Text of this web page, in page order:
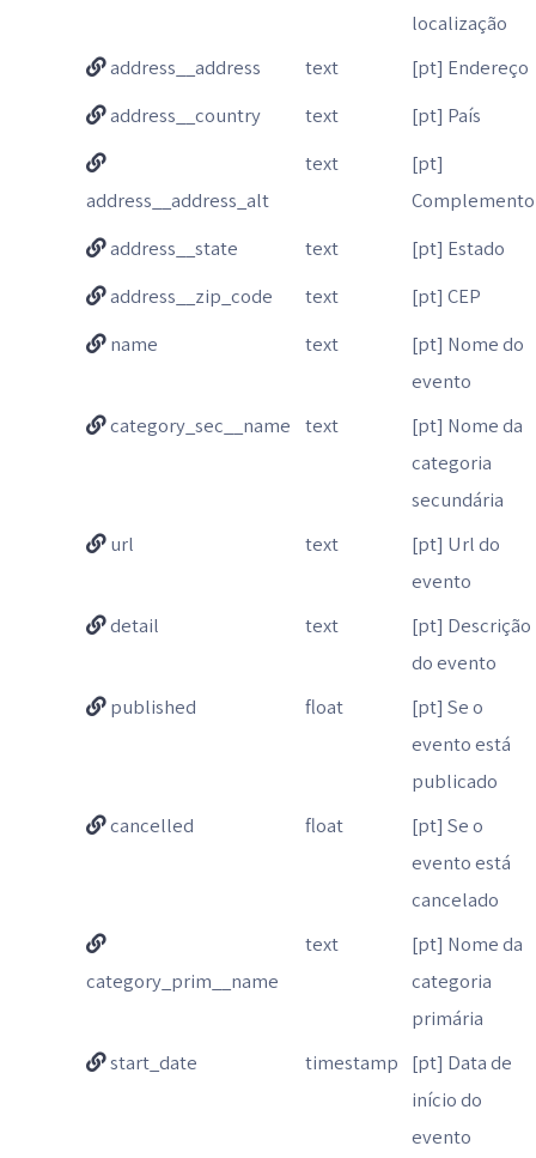
localização
address__address
text
[pt] Endereço
address__country
text [pt] País
address__address_alt
text
[pt]
Complemento
address__state
text
[pt] Estado
address__zip_code
text
[pt] CEP
name
text
[pt] Nome do
evento
category_sec__name text
[pt] Nome da
categoria
secundária
url
text
[pt] Url do
evento
detail
text
[pt] Descrição
do evento
published
float
[pt] Se o
evento está
publicado
cancelled
float
[pt] Se o
evento está
cancelado
category_prim__name
text
[pt] Nome da
categoria
primária
start_date
timestamp [pt] Data de
início do
evento